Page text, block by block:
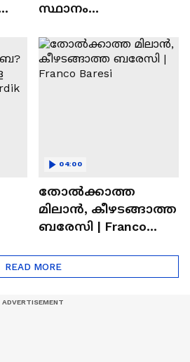
സ്ഥാനം
അഭിഷേക് ശർമ? |
Abhishek Sharma
|
തോല്‍ക്കാത്ത
മിലാന്‍, കീഴടങ്ങാത്ത
ബരേസി | Franco
04:00
READ MORE